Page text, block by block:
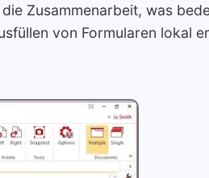
Zusammenarbeit, was
von Formularen lokal